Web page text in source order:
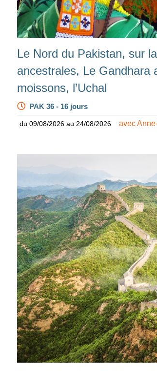
Le Nord du Pakistan, sur
ancestrales, Le Gandhara
moissons, l’Uchal
PAK 36 - 16 jours
du 09/08/2026 au 24/08/2026 avec